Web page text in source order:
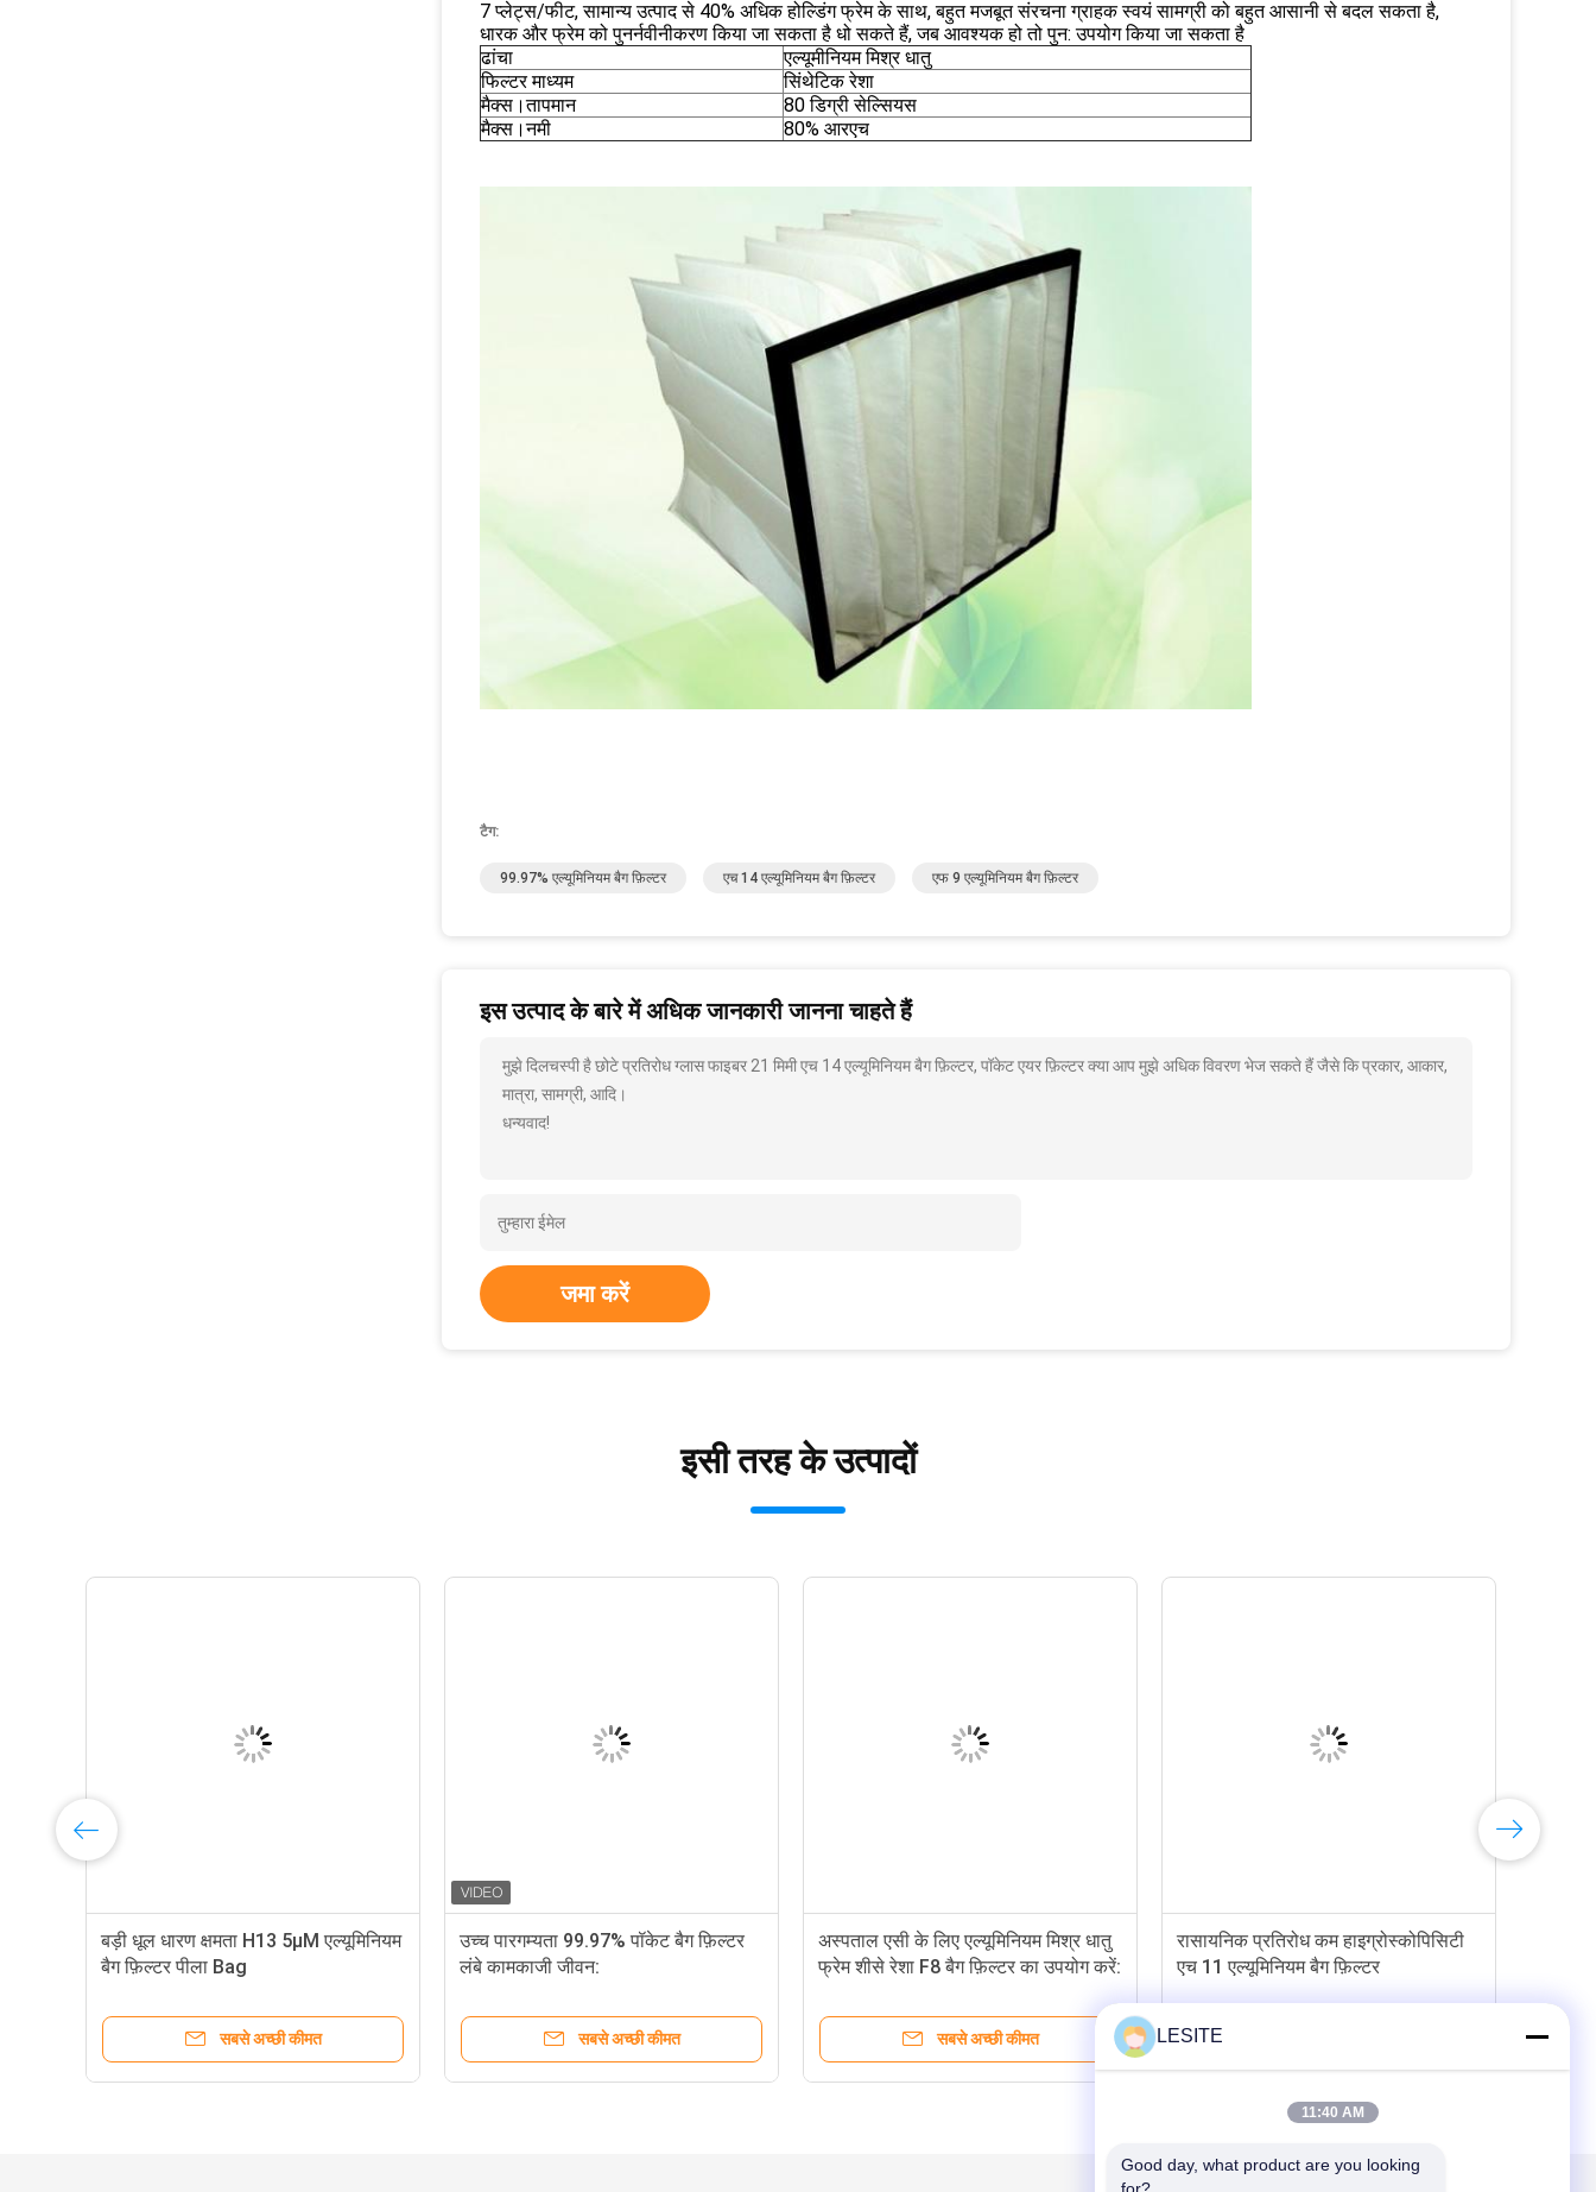
7 प्लेट्स/फीट, सामान्य उत्पाद से 40% अधिक होल्डिंग फ्रेम के साथ, बहुत मजबूत संरचना ग्राहक स्वयं सामग्री को बहुत आसानी से बदल सकता है,
धारक और फ्रेम को पुनर्नवीनीकरण किया जा सकता है धो सकते हैं, जब आवश्यक हो तो पुन: उपयोग किया जा सकता है
ढांचा
एल्यूमीनियम मिश्र धातु
फिल्टर माध्यम
सिंथेटिक रेशा
मैक्स।तापमान
80 डिग्री सेल्सियस
मैक्स।नमी
80% आरएच
टैग:
99.97% एल्यूमिनियम बैग फ़िल्टर एच 14 एल्यूमिनियम बैग फ़िल्टर एफ 9 एल्यूमिनियम बैग फ़िल्टर
इस उत्पाद के बारे में अधिक जानकारी जानना चाहते हैं
मुझे दिलचस्पी है छोटे प्रतिरोध ग्लास फाइबर 21 मिमी एच 14 एल्यूमिनियम बैग फ़िल्टर, पॉकेट एयर फ़िल्टर क्या आप मुझे अधिक विवरण भेज सकते हैं जैसे कि प्रकार, आकार,
मात्रा, सामग्री, आदि।
धन्यवाद!
जमा करें
इसी तरह के उत्पादों
बड़ी धूल धारण क्षमता H13 5μM एल्यूमिनियम
बैग फ़िल्टर पीला Bag
सबसे अच्छी कीमत
उच्च पारगम्यता 99.97% पॉकेट बैग फ़िल्टर
लंबे कामकाजी जीवन:
सबसे अच्छी कीमत
अस्पताल एसी के लिए एल्यूमिनियम मिश्र धातु
फ्रेम शीसे रेशा F8 बैग फ़िल्टर का उपयोग करें:
सबसे अच्छी कीमत
रासायनिक प्रतिरोध कम हाइग्रोस्कोपिसिटी
एच 11 एल्यूमिनियम बैग फ़िल्टर
LESITE
11:40 AM
Good day, what product are you looking